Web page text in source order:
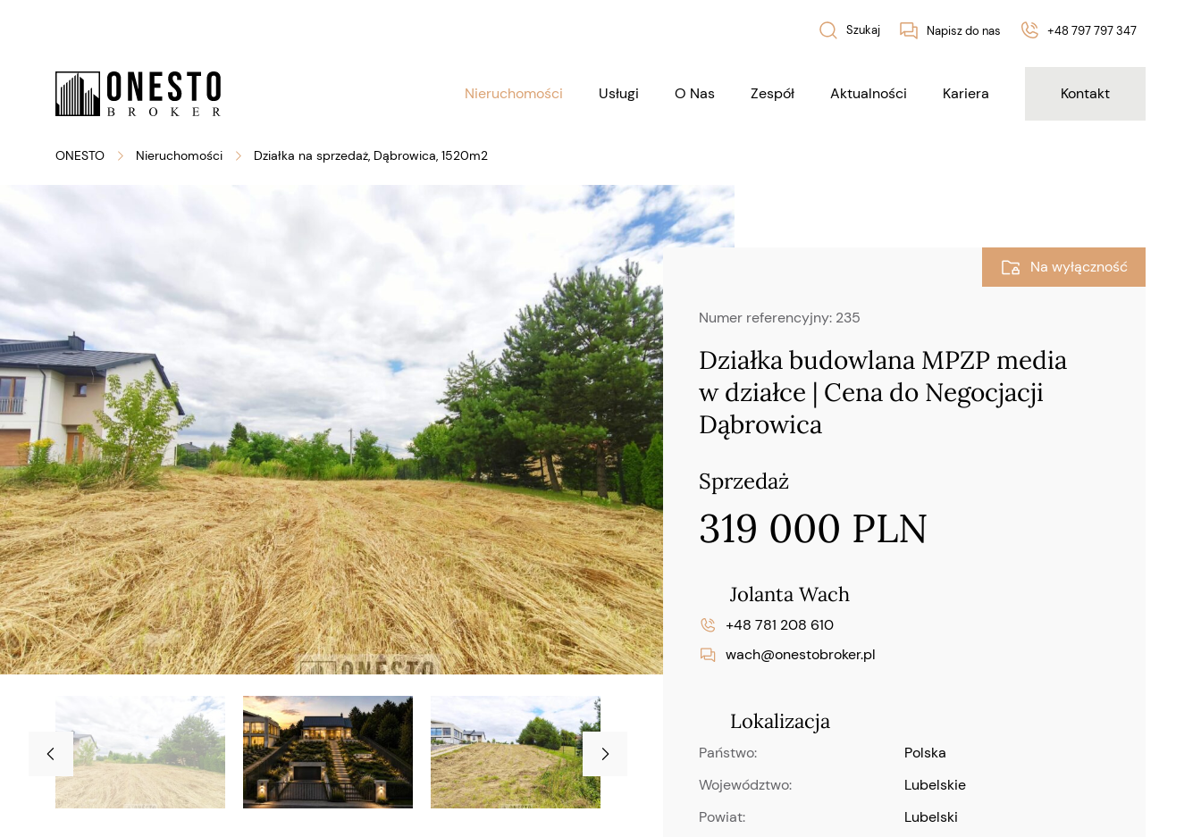
Szukaj Napisz do nas +48 797 797 347
Nieruchomości Usługi O Nas Zespół Aktualności Kariera Kontakt
ONESTO Nieruchomości Działka na sprzedaż, Dąbrowica, 1520m2
Na wyłączność
Numer referencyjny: 235
Działka budowlana MPZP media
w działce | Cena do Negocjacji
Dąbrowica
Sprzedaż
319 000 PLN
Jolanta Wach
+48 781 208 610
wach@onestobroker.pl
Lokalizacja
Państwo:
Polska
Województwo:
lubelskie
Powiat:
lubelski